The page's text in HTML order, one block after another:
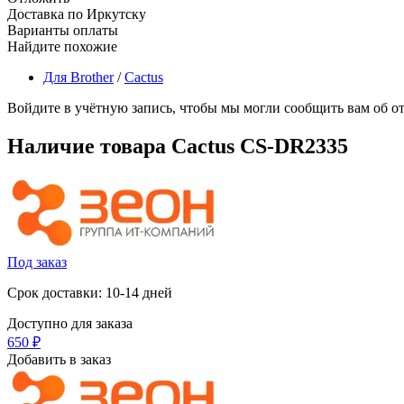
Доставка по Иркутску
Варианты оплаты
Найдите похожие
Для Brother/Cactus
Войдите в учётную запись, чтобы мы могли сообщить вам об
Наличие товара Cactus CS-DR2335
Под заказ
Срок доставки: 10-14 дней
Доступно для заказа
‍650‍ ₽
Добавить в заказ